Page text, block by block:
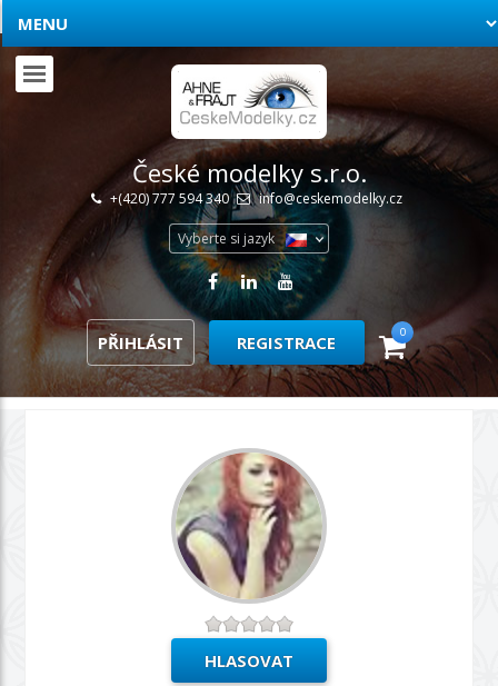
České modelky s.r.o.
+(420) 777 594 340 info@ceskemodelky.cz
Vyberte si jazyk
PŘIHLÁSIT REGISTRACE 0